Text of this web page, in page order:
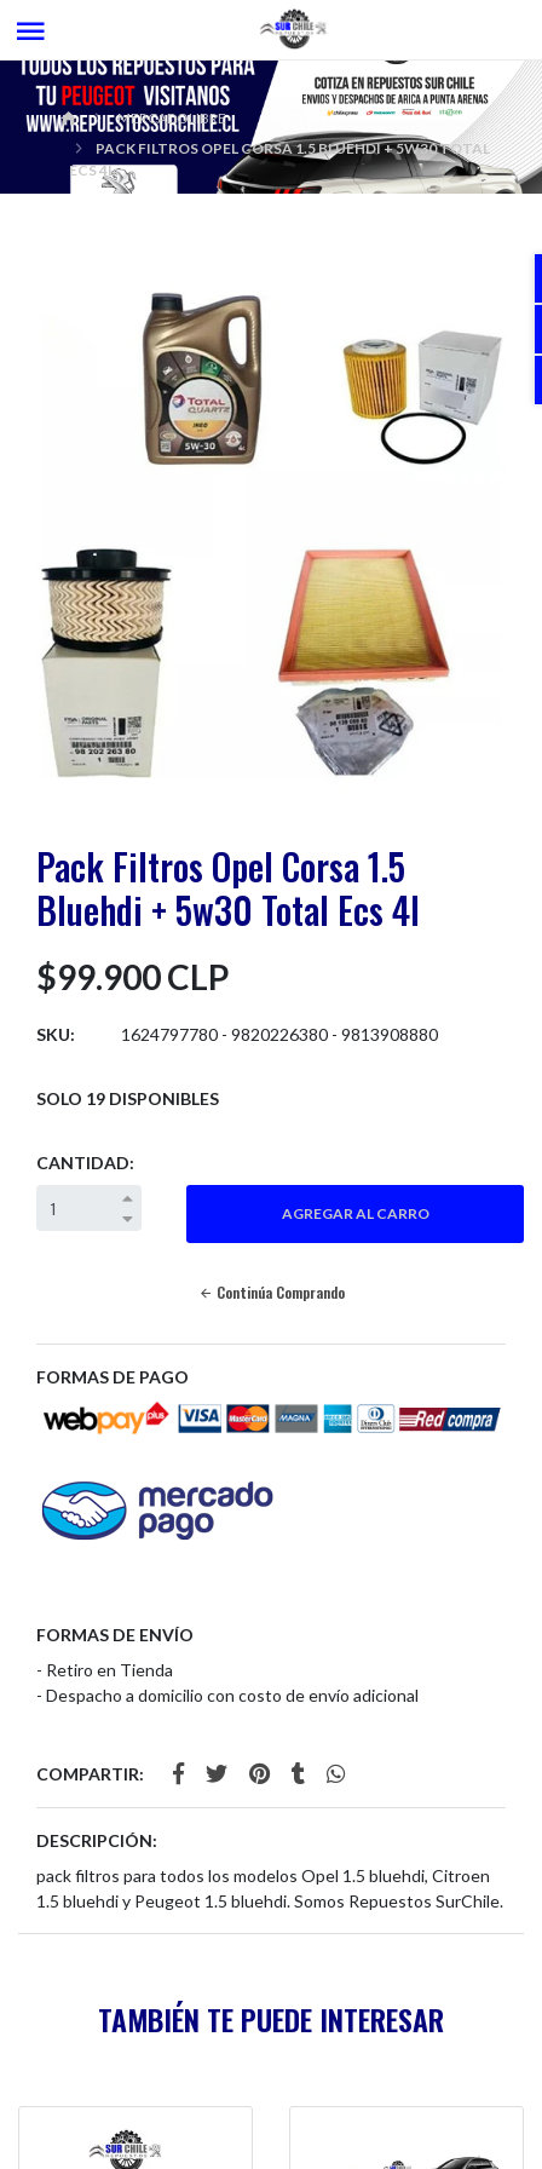
MERCADOLIBRE
PACK FILTROS OPEL CORSA 1.5 BLUEHDI + 5W30 TOTAL
ECS 4L
Pack Filtros Opel Corsa 1.5
Bluehdi + 5w30 Total Ecs 4l
$99.900 CLP
SKU: 1624797780 - 9820226380 - 9813908880
SOLO 19 DISPONIBLES
CANTIDAD:
Continúa Comprando
FORMAS DE PAGO
FORMAS DE ENVÍO
- Retiro en Tienda
- Despacho a domicilio con costo de envío adicional
COMPARTIR:
DESCRIPCIÓN:
pack filtros para todos los modelos Opel 1.5 bluehdi, Citroen
1.5 bluehdi y Peugeot 1.5 bluehdi. Somos Repuestos SurChile.
TAMBIÉN TE PUEDE INTERESAR